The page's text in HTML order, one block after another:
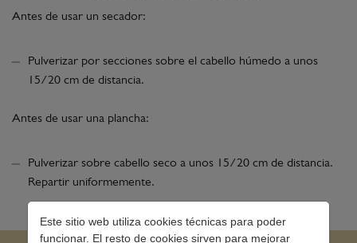
Este sitio web utiliza cookies técnicas para poder
funcionar. El resto de cookies sirven para mejorar
Antes de usar un secador:
Pulverizar por secciones sobre el cabello húmedo a unos
15/20 cm de distancia.
Antes de usar una plancha:
Pulverizar sobre cabello seco a unos 15/20 cm de distancia.
Repartir uniformemente.